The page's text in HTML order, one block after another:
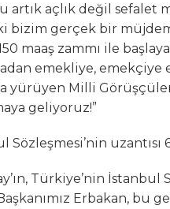
artık açlık değil sefalet
bizim gerçek bir
maaş zammı ile
emekliye, emekçiye
yürüyen Milli
geliyoruz!”
Sözleşmesi’nin uzantısı
Türkiye’nin
Erbakan, bu